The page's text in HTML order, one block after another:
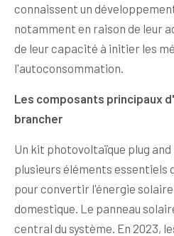
connaissent un
notamment en raison de leur
de leur capacité à initier les
l'autoconsommation.
Les composants principaux
brancher
Un kit photovoltaïque plug and
plusieurs éléments essentiels
pour convertir l'énergie
domestique. Le panneau
central du système. En 2023,